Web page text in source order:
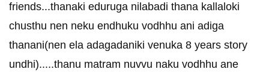
friends...thanaki eduruga nilabadi thana kallaloki
chusthu nen neku endhuku vodhhu ani adiga
thanani(nen ela adagadaniki venuka 8 years story
undhi).....thanu matram nuvvu naku vodhhu ane